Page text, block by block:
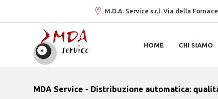
M.D.A. Service s.r.l. Via della
HOME CHI SIAMO
MDA Service - Distribuzione automatica: